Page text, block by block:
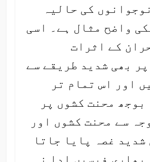
کی حالیہ
واضح مثال ہے۔ اسی
کے اثرات
بھی شدید طریقے سے
اور اس تمام تر
بوجھ محنت کشوں پر
سے محنت کشوں اور
شدید غصہ پایا جاتا
بھاری فیسیں ادا نہ